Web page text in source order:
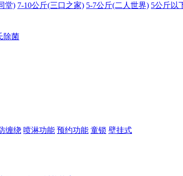
堂) 7-10公斤(三口之家) 5-7公斤(二人世界) 5公斤以
除菌
缠绕 喷淋功能 预约功能 童锁 壁挂式